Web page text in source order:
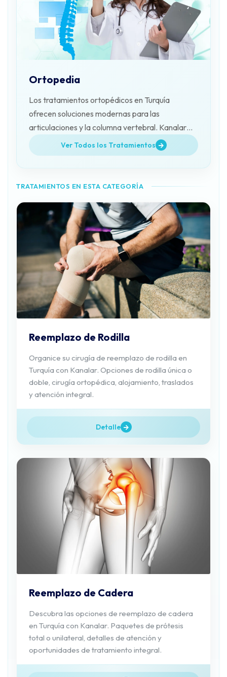
Ortopedia
Los tratamientos ortopédicos en Turquía
ofrecen soluciones modernas para las
articulaciones y la columna vertebral. Kanalar
Health Tourism acompaña a los pacientes.
Ver Todos los Tratamientos
TRATAMIENTOS EN ESTA CATEGORÍA
Reemplazo de Rodilla
Organice su cirugía de reemplazo de rodilla en
Turquía con Kanalar. Opciones de rodilla única o
doble, cirugía ortopédica, alojamiento, traslados
y atención integral.
Detalle
Reemplazo de Cadera
Descubra las opciones de reemplazo de cadera
en Turquía con Kanalar. Paquetes de prótesis
total o unilateral, detalles de atención y
oportunidades de tratamiento integral.